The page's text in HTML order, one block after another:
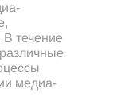
течение
медиа-